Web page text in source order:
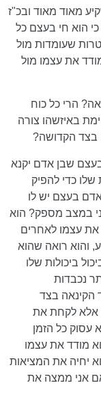
מאוד מאוד ובכ"ז
הוא חי בעצם כל
שעומדות מול
את עצמו מול
הרי כל כוח
באיזשהו צורה
בצד הקדושה?
שבן אדם יקנא
כדי להפיק
בעצם יש לו
במצב מספק? הוא
עצמו לאחרים
והוא רואה שהוא
ביכולות שלו
נכבדות
הקינאה בצד
אלא לקחת את
עסוק כל הזמן
מודד את עצמו
יחיה את המציאות
אני ממצה את